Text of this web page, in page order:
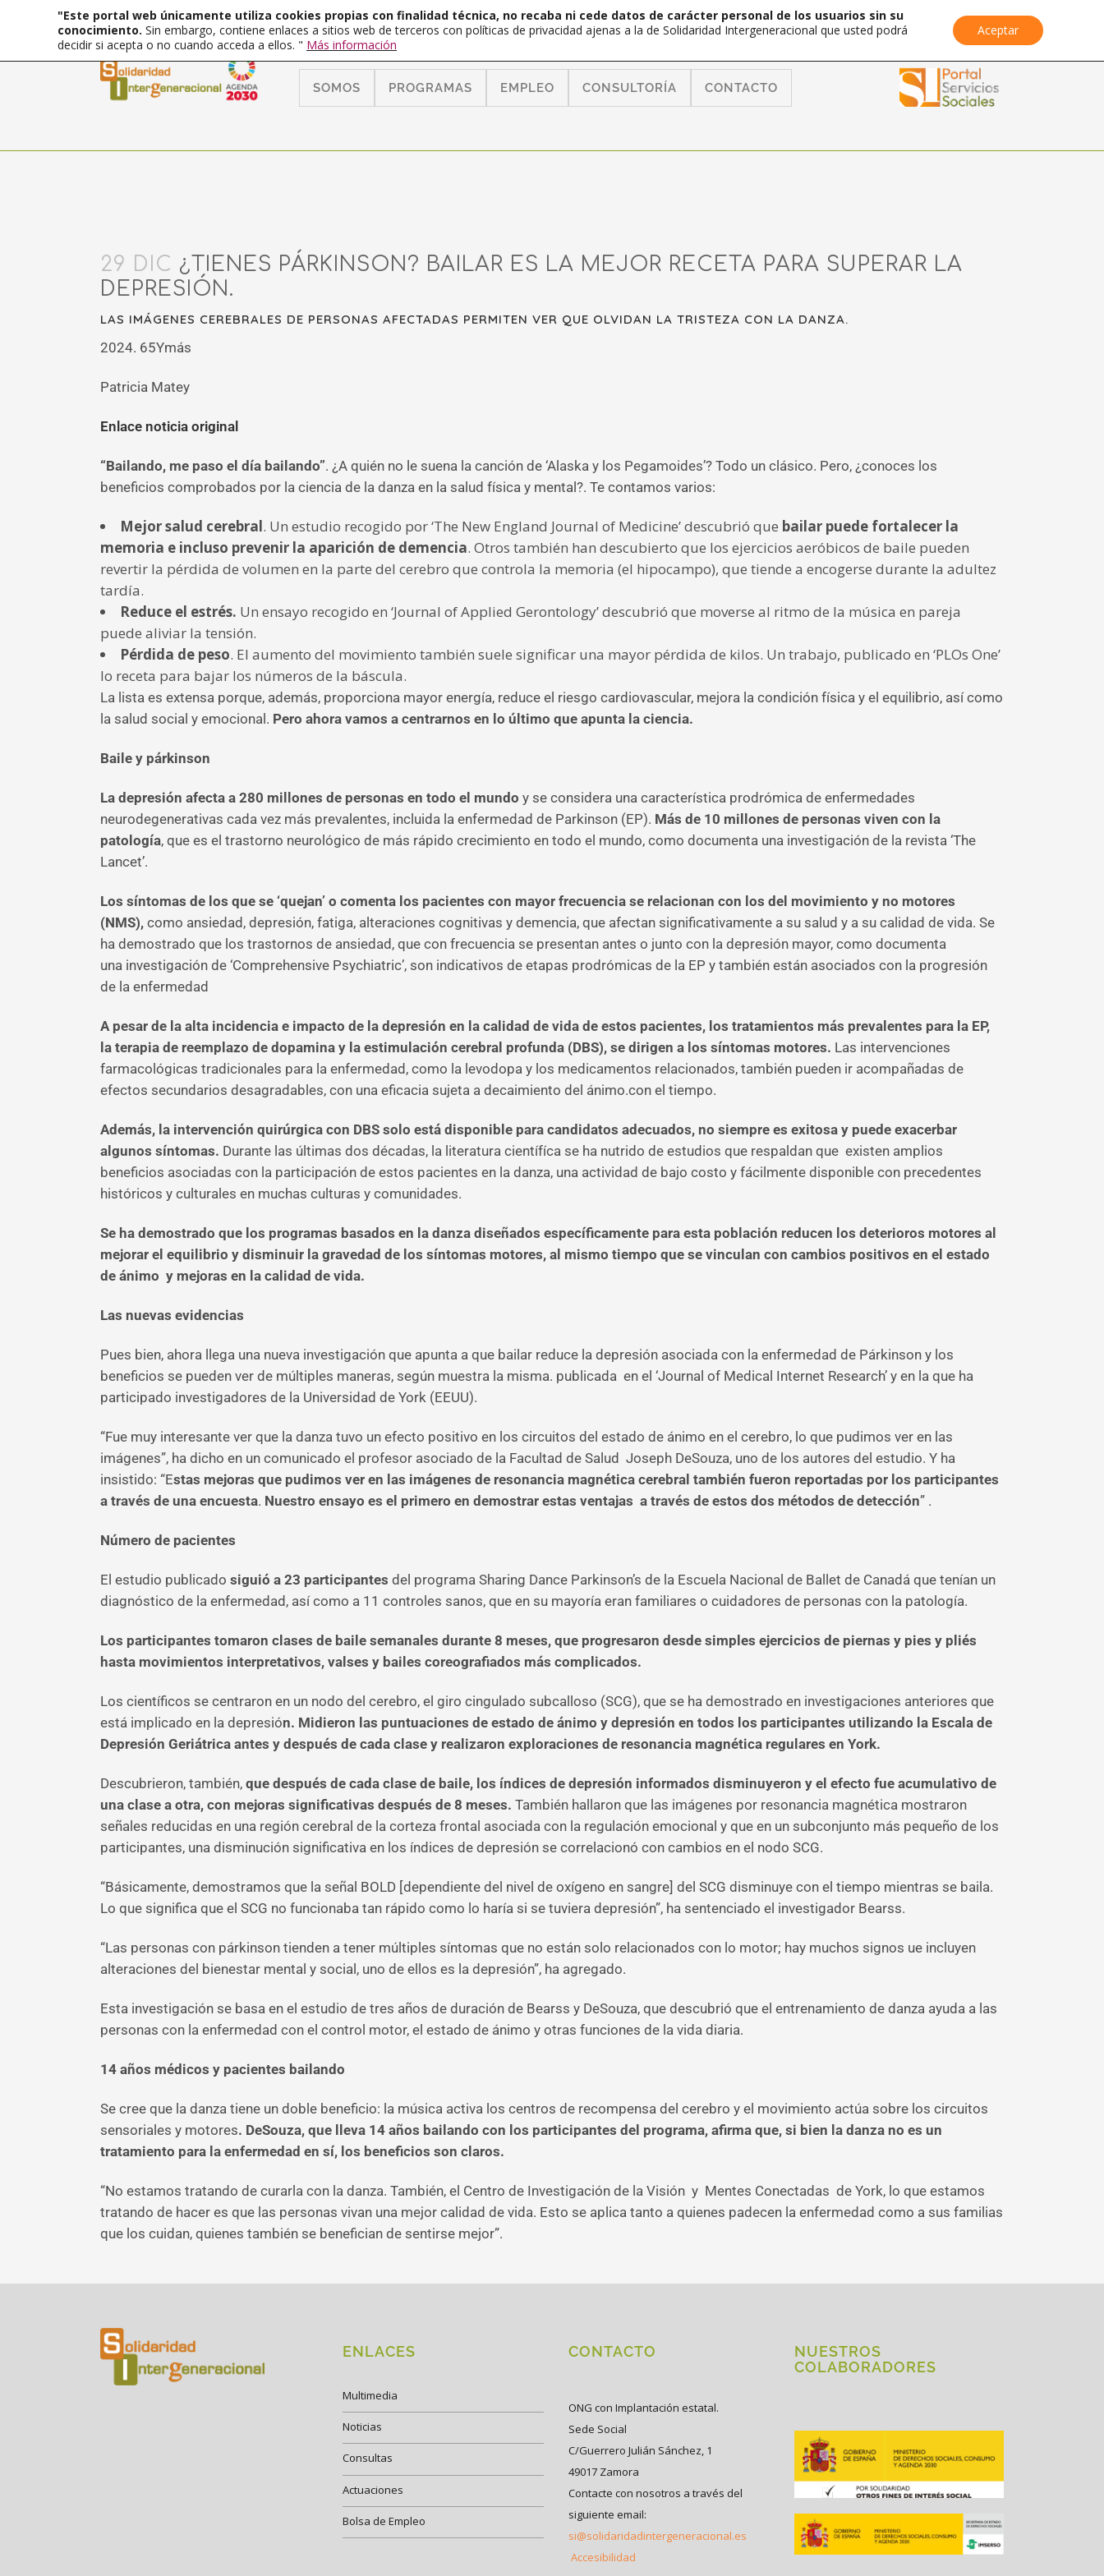
SOMOS PROGRAMAS EMPLEO CONSULTORÍA CONTACTO
29 DIC ¿TIENES PÁRKINSON? BAILAR ES LA MEJOR RECETA PARA SUPERAR LA
DEPRESIÓN.
LAS IMÁGENES CEREBRALES DE PERSONAS AFECTADAS PERMITEN VER QUE OLVIDAN LA TRISTEZA CON LA DANZA.
2024. 65Ymás
Patricia Matey
Enlace noticia original
“Bailando, me paso el día bailando”. ¿A quién no le suena la canción de ‘Alaska y los Pegamoides’? Todo un clásico. Pero, ¿conoces los
beneficios comprobados por la ciencia de la danza en la salud física y mental?. Te contamos varios:
Mejor salud cerebral. Un estudio recogido por ‘The New England Journal of Medicine’ descubrió que bailar puede fortalecer la
memoria e incluso prevenir la aparición de demencia. Otros también han descubierto que los ejercicios aeróbicos de baile pueden
revertir la pérdida de volumen en la parte del cerebro que controla la memoria (el hipocampo), que tiende a encogerse durante la adultez
tardía.
Reduce el estrés. Un ensayo recogido en ‘Journal of Applied Gerontology’ descubrió que moverse al ritmo de la música en pareja
puede aliviar la tensión.
Pérdida de peso. El aumento del movimiento también suele significar una mayor pérdida de kilos. Un trabajo, publicado en ‘PLOs One’
lo receta para bajar los números de la báscula.
La lista es extensa porque, además, proporciona mayor energía, reduce el riesgo cardiovascular, mejora la condición física y el equilibrio, así como
la salud social y emocional. Pero ahora vamos a centrarnos en lo último que apunta la ciencia.
Baile y párkinson
La depresión afecta a 280 millones de personas en todo el mundo y se considera una característica prodrómica de enfermedades
neurodegenerativas cada vez más prevalentes, incluida la enfermedad de Parkinson (EP). Más de 10 millones de personas viven con la
patología, que es el trastorno neurológico de más rápido crecimiento en todo el mundo, como documenta una investigación de la revista ‘The
Lancet’.
Los síntomas de los que se ‘quejan’ o comenta los pacientes con mayor frecuencia se relacionan con los del movimiento y no motores
(NMS), como ansiedad, depresión, fatiga, alteraciones cognitivas y demencia, que afectan significativamente a su salud y a su calidad de vida. Se
ha demostrado que los trastornos de ansiedad, que con frecuencia se presentan antes o junto con la depresión mayor, como documenta
una investigación de ‘Comprehensive Psychiatric’, son indicativos de etapas prodrómicas de la EP y también están asociados con la progresión
de la enfermedad
A pesar de la alta incidencia e impacto de la depresión en la calidad de vida de estos pacientes, los tratamientos más prevalentes para la EP,
la terapia de reemplazo de dopamina y la estimulación cerebral profunda (DBS), se dirigen a los síntomas motores. Las intervenciones
farmacológicas tradicionales para la enfermedad, como la levodopa y los medicamentos relacionados, también pueden ir acompañadas de
efectos secundarios desagradables, con una eficacia sujeta a decaimiento del ánimo.con el tiempo.
Además, la intervención quirúrgica con DBS solo está disponible para candidatos adecuados, no siempre es exitosa y puede exacerbar
algunos síntomas. Durante las últimas dos décadas, la literatura científíca se ha nutrido de estudios que respaldan que existen amplios
beneficios asociadas con la participación de estos pacientes en la danza, una actividad de bajo costo y fácilmente disponible con precedentes
históricos y culturales en muchas culturas y comunidades.
Se ha demostrado que los programas basados ​​​​en la danza diseñados específicamente para esta población reducen los deterioros motores al
mejorar el equilibrio y disminuir la gravedad de los síntomas motores, al mismo tiempo que se vinculan con cambios positivos en el estado
de ánimo y mejoras en la calidad de vida.
Las nuevas evidencias
Pues bien, ahora llega una nueva investigación que apunta a que bailar reduce la depresión asociada con la enfermedad de Párkinson y los
beneficios se pueden ver de múltiples maneras, según muestra la misma. publicada en el ‘Journal of Medical Internet Research’ y en la que ha
participado investigadores de la Universidad de York (EEUU).
“Fue muy interesante ver que la danza tuvo un efecto positivo en los circuitos del estado de ánimo en el cerebro, lo que pudimos ver en las
imágenes”, ha dicho en un comunicado el profesor asociado de la Facultad de Salud Joseph DeSouza, uno de los autores del estudio. Y ha
insistido: “Estas mejoras que pudimos ver en las imágenes de resonancia magnética cerebral también fueron reportadas por los participantes
a través de una encuesta. Nuestro ensayo es el primero en demostrar estas ventajas a través de estos dos métodos de detección” .
Número de pacientes
El estudio publicado siguió a 23 participantes del programa Sharing Dance Parkinson’s de la Escuela Nacional de Ballet de Canadá que tenían un
diagnóstico de la enfermedad, así como a 11 controles sanos, que en su mayoría eran familiares o cuidadores de personas con la patología.
Los participantes tomaron clases de baile semanales durante 8 meses, que progresaron desde simples ejercicios de piernas y pies y pliés
hasta movimientos interpretativos, valses y bailes coreografiados más complicados.
Los científicos se centraron en un nodo del cerebro, el giro cingulado subcalloso (SCG), que se ha demostrado en investigaciones anteriores que
está implicado en la depresión. Midieron las puntuaciones de estado de ánimo y depresión en todos los participantes utilizando la Escala de
Depresión Geriátrica antes y después de cada clase y realizaron exploraciones de resonancia magnética regulares en York.
Descubrieron, también, que después de cada clase de baile, los índices de depresión informados disminuyeron y el efecto fue acumulativo de
una clase a otra, con mejoras significativas después de 8 meses. También hallaron que las imágenes por resonancia magnética mostraron
señales reducidas en una región cerebral de la corteza frontal asociada con la regulación emocional y que en un subconjunto más pequeño de los
participantes, una disminución significativa en los índices de depresión se correlacionó con cambios en el nodo SCG.
“Básicamente, demostramos que la señal BOLD [dependiente del nivel de oxígeno en sangre] del SCG disminuye con el tiempo mientras se baila.
Lo que significa que el SCG no funcionaba tan rápido como lo haría si se tuviera depresión”, ha sentenciado el investigador Bearss.
“Las personas con párkinson tienden a tener múltiples síntomas que no están solo relacionados con lo motor; hay muchos signos ue incluyen
alteraciones del bienestar mental y social, uno de ellos es la depresión”, ha agregado.
Esta investigación se basa en el estudio de tres años de duración de Bearss y DeSouza, que descubrió que el entrenamiento de danza ayuda a las
personas con la enfermedad con el control motor, el estado de ánimo y otras funciones de la vida diaria.
14 años médicos y pacientes bailando
Se cree que la danza tiene un doble beneficio: la música activa los centros de recompensa del cerebro y el movimiento actúa sobre los circuitos
sensoriales y motores. DeSouza, que lleva 14 años bailando con los participantes del programa, afirma que, si bien la danza no es un
tratamiento para la enfermedad en sí, los beneficios son claros.
“No estamos tratando de curarla con la danza. También, el Centro de Investigación de la Visión y Mentes Conectadas de York, lo que estamos
tratando de hacer es que las personas vivan una mejor calidad de vida. Esto se aplica tanto a quienes padecen la enfermedad como a sus familias
que los cuidan, quienes también se benefician de sentirse mejor”.
ENLACES
Multimedia
Noticias
Consultas
Actuaciones
Bolsa de Empleo
CONTACTO
ONG con Implantación estatal.
Sede Social
C/Guerrero Julián Sánchez, 1
49017 Zamora
Contacte con nosotros a través del
siguiente email:
si@solidaridadintergeneracional.es
Accesibilidad
NUESTROS
COLABORADORES
"Este portal web únicamente utiliza cookies propias con finalidad técnica, no recaba ni cede datos de carácter personal de los usuarios sin su
conocimiento. Sin embargo, contiene enlaces a sitios web de terceros con políticas de privacidad ajenas a la de Solidaridad Intergeneracional que usted podrá
decidir si acepta o no cuando acceda a ellos. " Más información
Aceptar